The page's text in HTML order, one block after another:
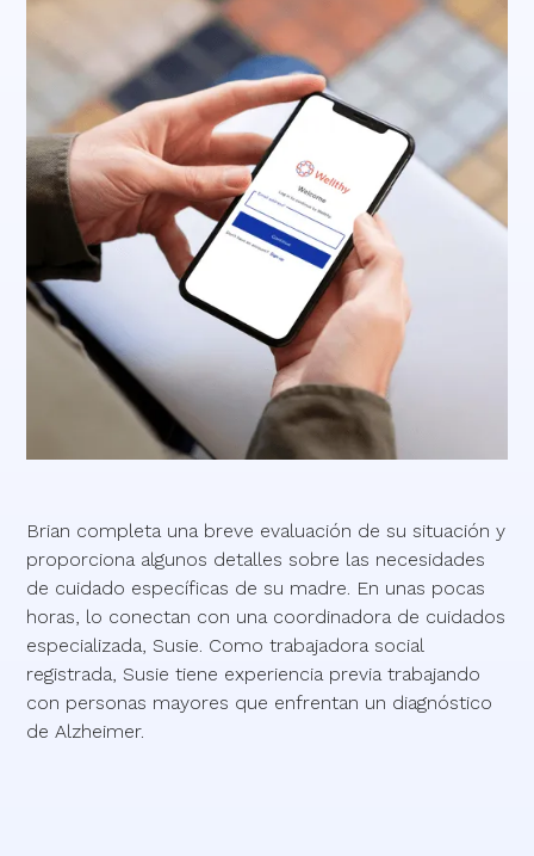
Brian completa una breve evaluación de su situación y
proporciona algunos detalles sobre las necesidades
de cuidado específicas de su madre. En unas pocas
horas, lo conectan con una coordinadora de cuidados
especializada, Susie. Como trabajadora social
registrada, Susie tiene experiencia previa trabajando
con personas mayores que enfrentan un diagnóstico
de Alzheimer.